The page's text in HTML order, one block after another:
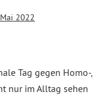
2022
Tag gegen Homo-,
nur im Alltag sehen